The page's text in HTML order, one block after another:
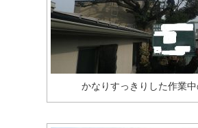
かなりすっきりした作業